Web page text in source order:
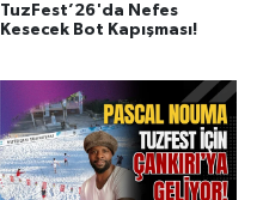
TuzFest’26'da Nefes
Kesecek Bot Kapışması!